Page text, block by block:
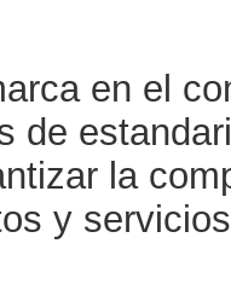
en el
de
la
y